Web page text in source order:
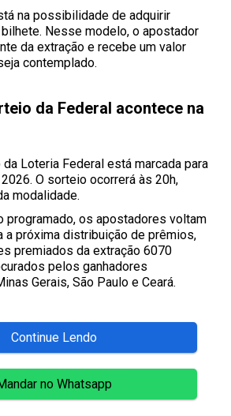
na possibilidade de adquirir
Nesse modelo, o apostador
da extração e recebe um valor
contemplado.
da Federal acontece na
Loteria Federal está marcada para
O sorteio ocorrerá às 20h,
modalidade.
programado, os apostadores voltam
a próxima distribuição de prêmios,
premiados da extração 6070
pelos ganhadores
Gerais, São Paulo e Ceará.
Continue Lendo
no Whatsapp